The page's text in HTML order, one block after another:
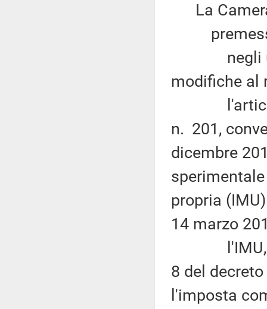
La
negli
modifiche al
l'articolo
n. 201,
dicembre
propria
14 marzo
l'IMU, a
8 del
l'imposta